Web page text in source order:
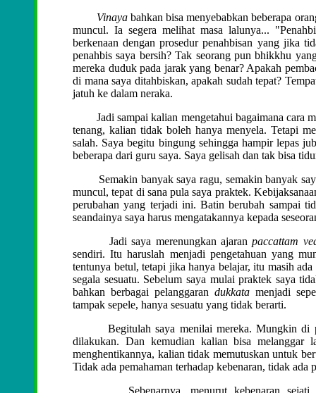
Vinayabahkan bisa menyebabkan beberapa
muncul. Ia segera melihat masa lalunya...
berkenaan dengan prosedur penahbisan yang jika
penahbis saya bersih? Tak seorang pun bhikkhu
mereka duduk pada jarak yang benar? Apakah
di mana saya ditahbiskan, apakah sudah tepat?
jatuh ke dalam neraka.
Jadi sampai kalian mengetahui bagaimana cara
tenang, kalian tidak boleh hanya menyela. Tetapi
salah. Saya begitu bingung sehingga hampir lepas
beberapa dari guru saya. Saya gelisah dan tak bisa
Semakin banyak saya ragu, semakin banyak
muncul, tepat di sana pula saya praktek.
perubahan yang terjadi ini. Batin berubah sampai
seandainya saya harus mengatakannya kepada
Jadi saya merenungkan ajaranpaccattam
sendiri. Itu haruslah menjadi pengetahuan yang
tentunya betul, tetapi jika hanya belajar, itu masih
segala sesuatu. Sebelum saya mulai praktek saya
bahkan berbagai pelanggaran dukkata menjadi
tampak sepele, hanya sesuatu yang tidak berarti.
Begitulah saya menilai mereka. Mungkin di
dilakukan. Dan kemudian kalian bisa melanggar
menghentikannya, kalian tidak memutuskan untuk
Tidak ada pemahaman terhadap kebenaran, tidak ada
Sebenarnya, menurut kebenaran sejati,